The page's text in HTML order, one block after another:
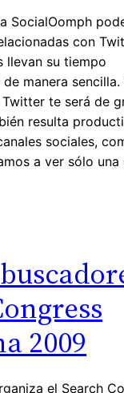
SocialOomph
con
llevan su tiempo
manera
te será de
resulta
sociales,
a ver sólo
2009
el Search